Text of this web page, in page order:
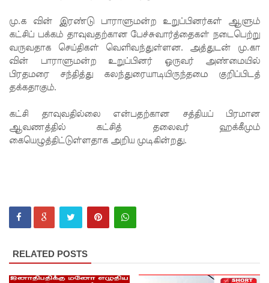
ச்சாலையி
லும்
விசேட
பாதுகாப்பு
கை!
இலங்கை
டத்திலே
நீர்கொழு
மு.க வின் இரண்டு பாராளுமன்ற உறுப்பினர்கள் ஆளும்
கட்சிப் பக்கம் தாவுவதற்கான பேச்சுவார்த்தைகள் நடைபெற்று
வருவதாக செய்திகள் வெளிவந்துள்ளன. அத்துடன் மு.கா
வின் பாராளுமன்ற உறுப்பினர் ஒருவர் அண்மையில்
பிரதமரை சந்தித்து கலந்துரையாடியிருந்தமை குறிப்பிடத்
தக்கதாகும்.
கட்சி தாவுவதில்லை என்பதற்கான சத்தியப் பிரமான
ஆவணத்தில் கட்சித் தலைவர் ஹக்கீமும்
கையெழுத்திட்டுள்ளதாக அறிய முடிகின்றது.
RELATED POSTS